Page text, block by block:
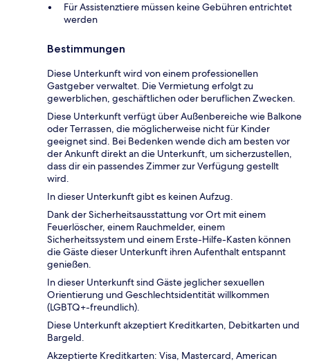
Für Assistenztiere müssen keine Gebühren entrichtet
werden
Bestimmungen
Diese Unterkunft wird von einem professionellen
Gastgeber verwaltet. Die Vermietung erfolgt zu
gewerblichen, geschäftlichen oder beruflichen Zwecken.
Diese Unterkunft verfügt über Außenbereiche wie Balkone
oder Terrassen, die möglicherweise nicht für Kinder
geeignet sind. Bei Bedenken wende dich am besten vor
der Ankunft direkt an die Unterkunft, um sicherzustellen,
dass dir ein passendes Zimmer zur Verfügung gestellt
wird.
In dieser Unterkunft gibt es keinen Aufzug.
Dank der Sicherheitsausstattung vor Ort mit einem
Feuerlöscher, einem Rauchmelder, einem
Sicherheitssystem und einem Erste-Hilfe-Kasten können
die Gäste dieser Unterkunft ihren Aufenthalt entspannt
genießen.
In dieser Unterkunft sind Gäste jeglicher sexuellen
Orientierung und Geschlechtsidentität willkommen
(LGBTQ+-freundlich).
Diese Unterkunft akzeptiert Kreditkarten, Debitkarten und
Bargeld.
Akzeptierte Kreditkarten: Visa, Mastercard, American